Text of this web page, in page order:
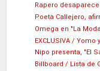
Rapero
Poeta Callejero,
Omega en "La
EXCLUSIVA /
Nipo presenta, "El
Billboard / Lista de